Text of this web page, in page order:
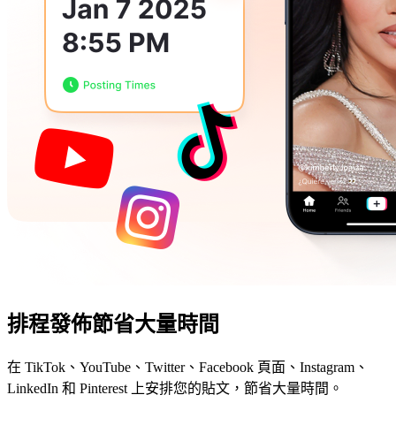
排程發佈節省大量時間
在 TikTok、YouTube、Twitter、Facebook 頁面、Instagram、
LinkedIn 和 Pinterest 上安排您的貼文，節省大量時間。